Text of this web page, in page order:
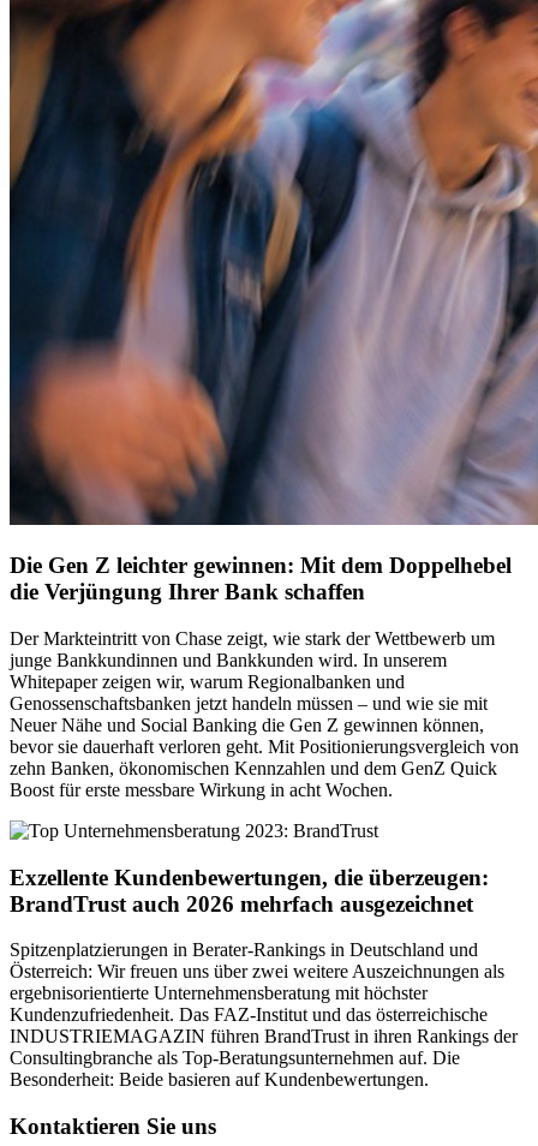
Die Gen Z leichter gewinnen: Mit dem Doppelhebel
die Verjüngung Ihrer Bank schaffen
Der Markteintritt von Chase zeigt, wie stark der Wettbewerb um
junge Bankkundinnen und Bankkunden wird. In unserem
Whitepaper zeigen wir, warum Regionalbanken und
Genossenschaftsbanken jetzt handeln müssen – und wie sie mit
Neuer Nähe und Social Banking die Gen Z gewinnen können,
bevor sie dauerhaft verloren geht. Mit Positionierungsvergleich von
zehn Banken, ökonomischen Kennzahlen und dem GenZ Quick
Boost für erste messbare Wirkung in acht Wochen.
Exzellente Kundenbewertungen, die überzeugen:
BrandTrust auch 2026 mehrfach ausgezeichnet
Spitzenplatzierungen in Berater-Rankings in Deutschland und
Österreich: Wir freuen uns über zwei weitere Auszeichnungen als
ergebnisorientierte Unternehmensberatung mit höchster
Kundenzufriedenheit. Das FAZ-Institut und das österreichische
INDUSTRIEMAGAZIN führen BrandTrust in ihren Rankings der
Consultingbranche als Top-Beratungsunternehmen auf. Die
Besonderheit: Beide basieren auf Kundenbewertungen.
Kontaktieren Sie uns